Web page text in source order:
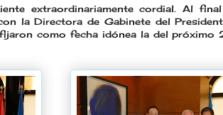
extraordinariamente cordial. Al
la Directora de Gabinete del
fijaron como fecha idónea la del próximo